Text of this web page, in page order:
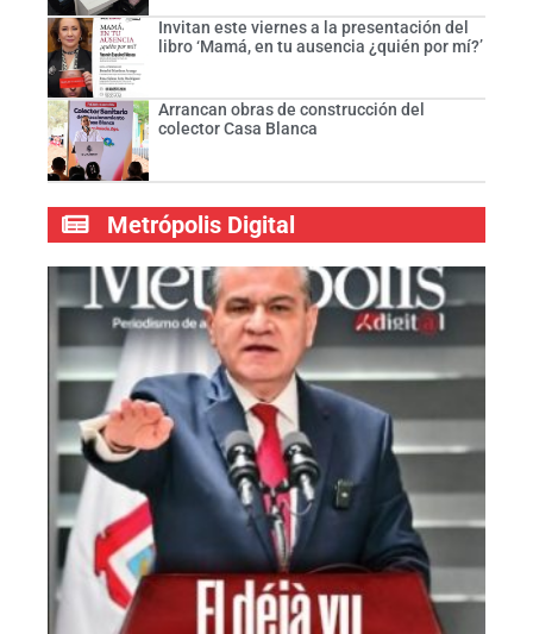
Invitan este viernes a la presentación del
libro ‘Mamá, en tu ausencia ¿quién por mí?’
Arrancan obras de construcción del
colector Casa Blanca
Metrópolis Digital